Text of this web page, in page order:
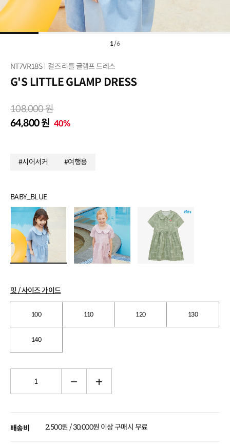
1/6
NT7VR18S 걸즈 리틀 글램프 드레스
G'S LITTLE GLAMP DRESS
#시어서커 #여행용
108,000 원
64,800 원 40%
BABY_BLUE
핏 / 사이즈 가이드
100 110 120 130
140
배송비 2,500원 / 30,000원 이상 구매시 무료